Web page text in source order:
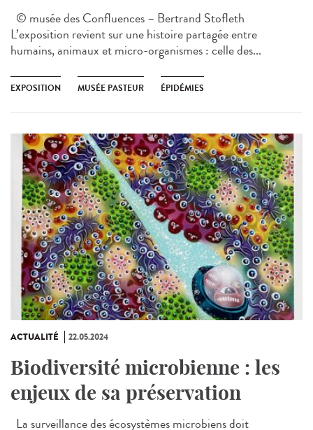
© musée des Confluences – Bertrand Stofleth
L’exposition revient sur une histoire partagée entre
humains, animaux et micro-organismes : celle des...
EXPOSITION MUSÉE PASTEUR ÉPIDÉMIES
ACTUALITÉ 22.05.2024
Biodiversité microbienne : les
enjeux de sa préservation
La surveillance des écosystèmes microbiens doit